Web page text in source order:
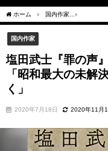
ホーム 国内作家
国内作家
塩田武士『罪の声
「昭和最大の未解
く」
2020年7月18日 2020年11月